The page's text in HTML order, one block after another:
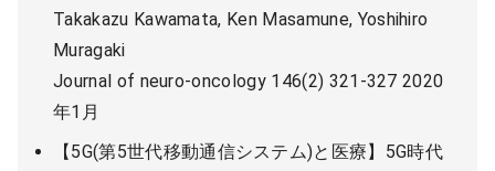
Takakazu Kawamata, Ken Masamune, Yoshihiro
Muragaki
Journal of neuro-oncology 146(2) 321-327 2020
年1月
【5G(第5世代移動通信システム)と医療】5G時代